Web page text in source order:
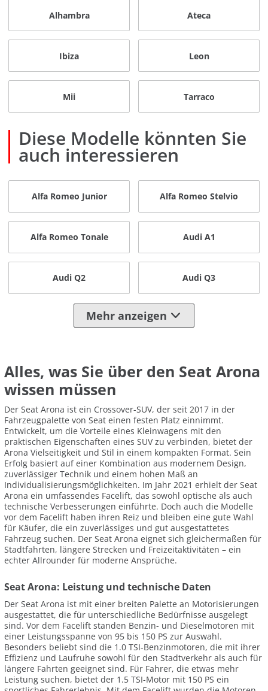
Alhambra Ateca
Ibiza Leon
Mii Tarraco
Diese Modelle könnten Sie
auch interessieren
Alfa Romeo Junior Alfa Romeo Stelvio
Alfa Romeo Tonale Audi A1
Audi Q2 Audi Q3
Mehr anzeigen
Alles, was Sie über den Seat Arona
wissen müssen
Der Seat Arona ist ein Crossover-SUV, der seit 2017 in der
Fahrzeugpalette von Seat einen festen Platz einnimmt.
Entwickelt, um die Vorteile eines Kleinwagens mit den
praktischen Eigenschaften eines SUV zu verbinden, bietet der
Arona Vielseitigkeit und Stil in einem kompakten Format. Sein
Erfolg basiert auf einer Kombination aus modernem Design,
zuverlässiger Technik und einem hohen Maß an
Individualisierungsmöglichkeiten. Im Jahr 2021 erhielt der Seat
Arona ein umfassendes Facelift, das sowohl optische als auch
technische Verbesserungen einführte. Doch auch die Modelle
vor dem Facelift haben ihren Reiz und bleiben eine gute Wahl
für Käufer, die ein zuverlässiges und gut ausgestattetes
Fahrzeug suchen. Der Seat Arona eignet sich gleichermaßen für
Stadtfahrten, längere Strecken und Freizeitaktivitäten – ein
echter Allrounder für moderne Ansprüche.
Seat Arona: Leistung und technische Daten
Der Seat Arona ist mit einer breiten Palette an Motorisierungen
ausgestattet, die für unterschiedliche Bedürfnisse ausgelegt
sind. Vor dem Facelift standen Benzin- und Dieselmotoren mit
einer Leistungsspanne von 95 bis 150 PS zur Auswahl.
Besonders beliebt sind die 1.0 TSI-Benzinmotoren, die mit ihrer
Effizienz und Laufruhe sowohl für den Stadtverkehr als auch für
längere Fahrten geeignet sind. Für Fahrer, die etwas mehr
Leistung suchen, bietet der 1.5 TSI-Motor mit 150 PS ein